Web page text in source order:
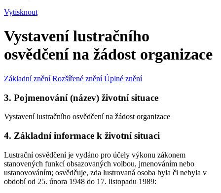
Vytisknout
Vystavení lustračního
osvědčení na žádost organizace
Základní znění Rozšířené znění Úplné znění
3. Pojmenování (název) životní situace
Vystavení lustračního osvědčení na žádost organizace
4. Základní informace k životní situaci
Lustrační osvědčení je vydáno pro účely výkonu zákonem
stanovených funkcí obsazovaných volbou, jmenováním nebo
ustanovováním; osvědčuje, zda lustrovaná osoba byla či nebyla v
období od 25. února 1948 do 17. listopadu 1989: